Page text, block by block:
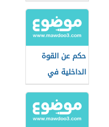
حكم عن القوة
الداخلية في
الإنسان